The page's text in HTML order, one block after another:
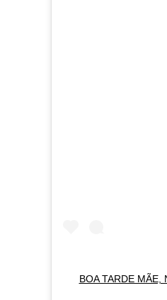
BOA TARDE MÃE,